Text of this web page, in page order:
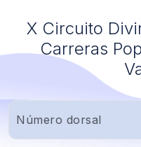
X Circuito
Carreras